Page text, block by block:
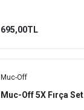
695,00TL
Muc-Off
Muc-Off 5X Fırça Set